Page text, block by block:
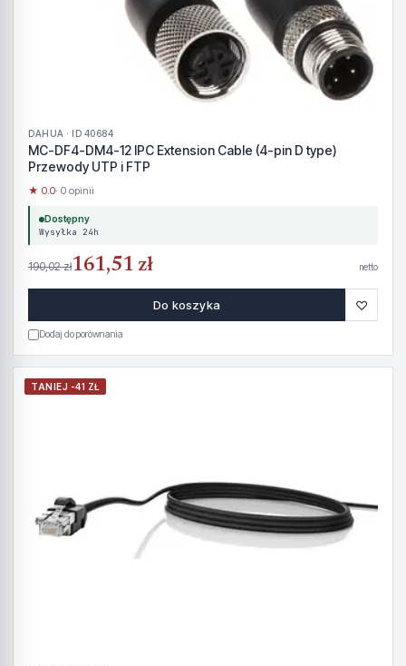
DAHUA · ID 40684
MC-DF4-DM4-12 IPC Extension Cable (4-pin D type)
Przewody UTP i FTP
★ 0.0· 0 opinii
Dostępny
Wysyłka 24h
190,02 zł161,51 zł netto
Do koszyka ♡
Dodaj do porównania
TANIEJ -41 ZŁ